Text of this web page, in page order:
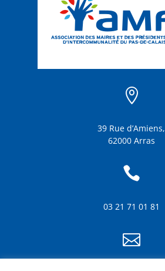

39 Rue d’Amiens,
62000 Arras

03 21 71 01 81
